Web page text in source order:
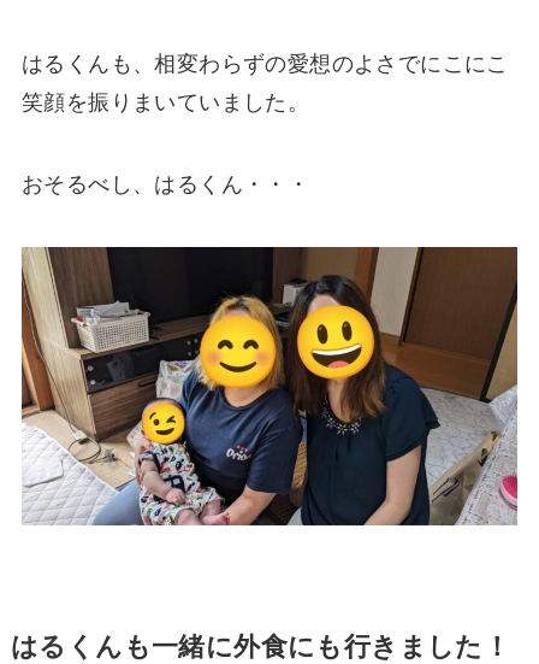
はるくんも、相変わらずの愛想のよさでにこにこ
笑顔を振りまいていました。
おそるべし、はるくん・・・
はるくんも一緒に外食にも行きました！